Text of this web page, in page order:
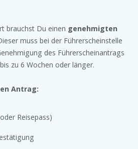
brauchst Du einen genehmigten
muss bei der Führerscheinstelle
des Führerscheinantrags
zu 6 Wochen oder länger.
Antrag:
Reisepass)